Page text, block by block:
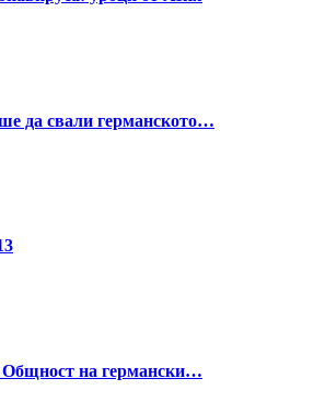
да свали германското…
Общност на германски…